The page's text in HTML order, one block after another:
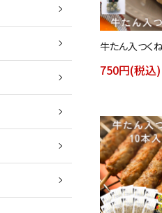
牛たん入つく
750円(税込)